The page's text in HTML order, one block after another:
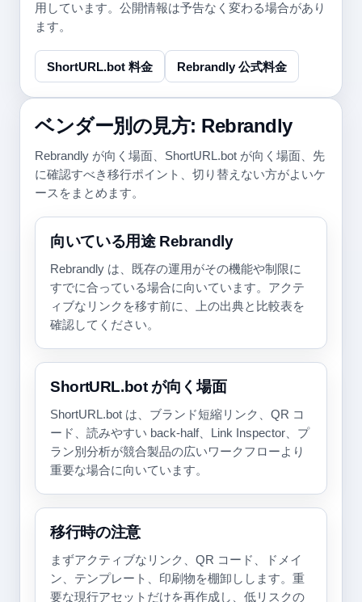
用しています。公開情報は予告なく変わる場合があり
ます。
ShortURL.bot 料金 Rebrandly 公式料金
ベンダー別の見方: Rebrandly
Rebrandly が向く場面、ShortURL.bot が向く場面、先
に確認すべき移行ポイント、切り替えない方がよいケ
ースをまとめます。
向いている用途 Rebrandly
Rebrandly は、既存の運用がその機能や制限に
すでに合っている場合に向いています。アクテ
ィブなリンクを移す前に、上の出典と比較表を
確認してください。
ShortURL.bot が向く場面
ShortURL.bot は、ブランド短縮リンク、QR コ
ード、読みやすい back-half、Link Inspector、プ
ラン別分析が競合製品の広いワークフローより
重要な場合に向いています。
移行時の注意
まずアクティブなリンク、QR コード、ドメイ
ン、テンプレート、印刷物を棚卸しします。重
要な現行アセットだけを再作成し、低リスクの